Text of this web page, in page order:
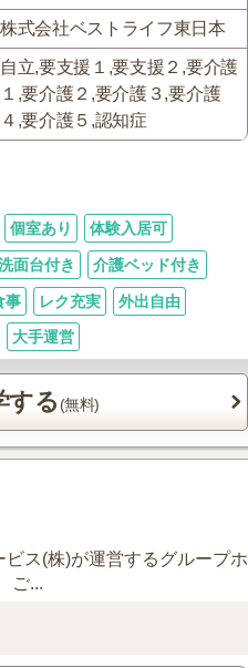
株式会社ベストライフ東日本
自立,要支援１,要支援２,要介護
１,要介護２,要介護３,要介護
４,要介護５,認知症
個室あり 体験入居可
面台付き 介護ベッド付き
事 レク充実 外出自由
大手運営
する (無料)
ス(株)が運営するグループホ
ご...